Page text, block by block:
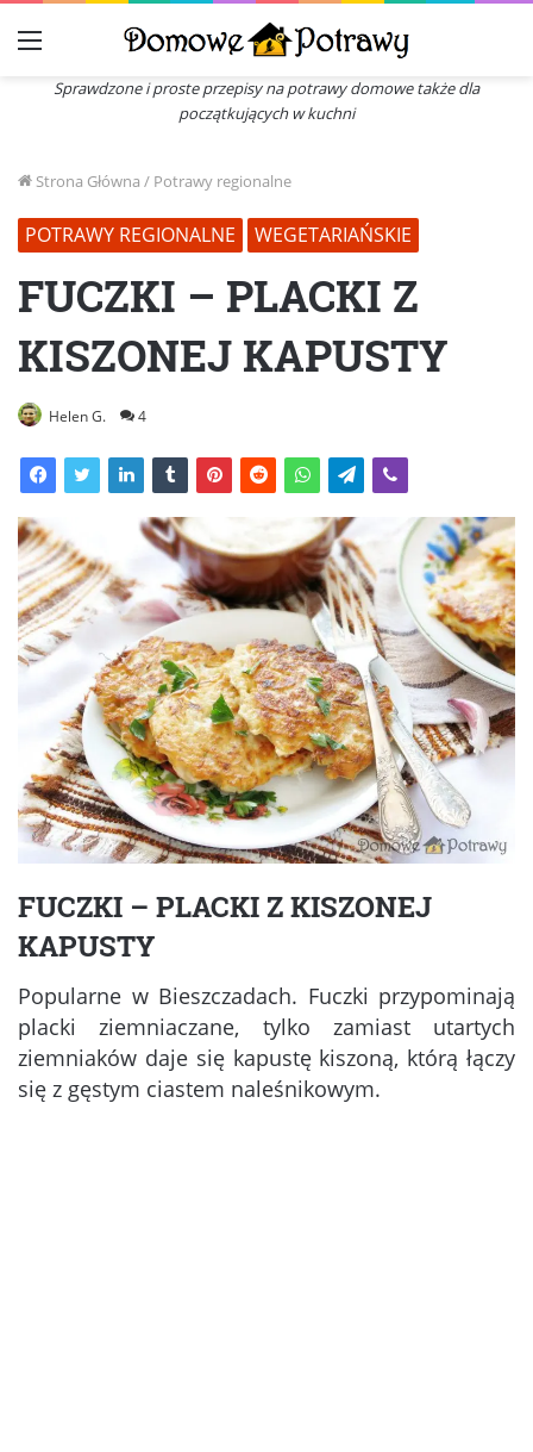
Menu
Sprawdzone i proste przepisy na potrawy domowe także dla
początkujących w kuchni
Strona Główna / Potrawy regionalne
POTRAWY REGIONALNE WEGETARIAŃSKIE
FUCZKI – PLACKI Z
KISZONEJ KAPUSTY
Helen G. 4
FUCZKI – PLACKI Z KISZONEJ
KAPUSTY
Popularne w Bieszczadach. Fuczki przypominają
placki ziemniaczane, tylko zamiast utartych
ziemniaków daje się kapustę kiszoną, którą łączy
się z gęstym ciastem naleśnikowym.